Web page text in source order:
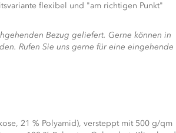
flexibel und "am richtigen Punkt"
Bezug geliefert. Gerne können in
Rufen Sie uns gerne für eine eingehende
21 % Polyamid), versteppt mit 500 g/qm